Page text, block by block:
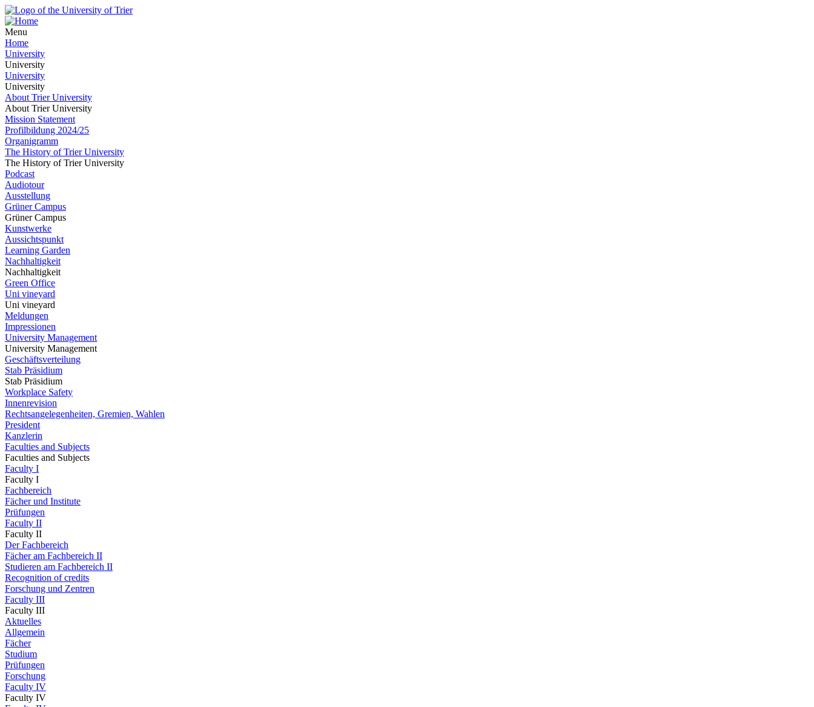
Menu
Home
University
University
University
University
About Trier University
About Trier University
Mission Statement
Profilbildung 2024/25
Organigramm
The History of Trier University
The History of Trier University
Podcast
Audiotour
Ausstellung
Grüner Campus
Grüner Campus
Kunstwerke
Aussichtspunkt
Learning Garden
Nachhaltigkeit
Nachhaltigkeit
Green Office
Uni vineyard
Uni vineyard
Meldungen
Impressionen
University Management
University Management
Geschäftsverteilung
Stab Präsidium
Stab Präsidium
Workplace Safety
Innenrevision
Rechtsangelegenheiten, Gremien, Wahlen
President
Kanzlerin
Faculties and Subjects
Faculties and Subjects
Faculty I
Faculty I
Fachbereich
Fächer und Institute
Prüfungen
Faculty II
Faculty II
Der Fachbereich
Fächer am Fachbereich II
Studieren am Fachbereich II
Recognition of credits
Forschung und Zentren
Faculty III
Faculty III
Aktuelles
Allgemein
Fächer
Studium
Prüfungen
Forschung
Faculty IV
Faculty IV